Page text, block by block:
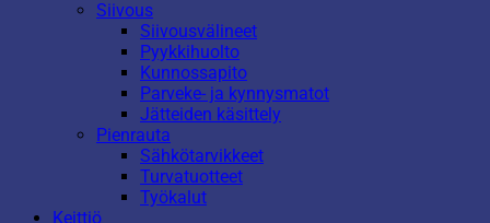
Siivous
Siivousvälineet
Pyykkihuolto
Kunnossapito
Parveke- ja kynnysmatot
Jätteiden käsittely
Pienrauta
Sähkötarvikkeet
Turvatuotteet
Työkalut
Keittiö